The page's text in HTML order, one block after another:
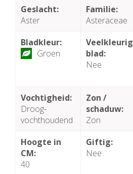
Geslacht:
Aster
Familie:
Asteraceae
Bladkleur:
Groen
Veelkleurig
blad:
Nee
Vochtigheid:
Droog-
vochthoudend
Zon /
schaduw:
Zon
Hoogte in
CM:
40
Giftig:
Nee